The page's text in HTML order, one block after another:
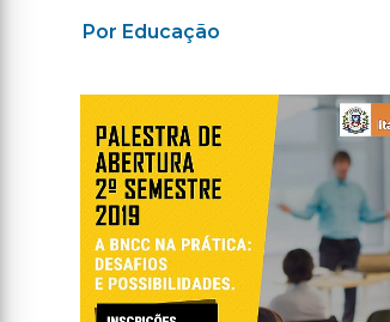
Por Educação